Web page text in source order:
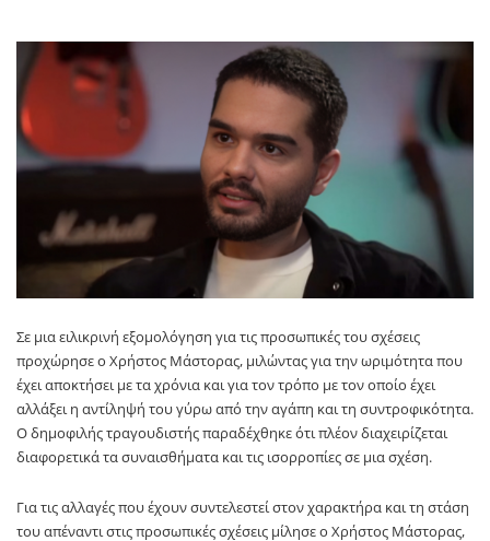
Σε μια ειλικρινή εξομολόγηση για τις προσωπικές του σχέσεις
προχώρησε ο Χρήστος Μάστορας, μιλώντας για την ωριμότητα που
έχει αποκτήσει με τα χρόνια και για τον τρόπο με τον οποίο έχει
αλλάξει η αντίληψή του γύρω από την αγάπη και τη συντροφικότητα.
Ο δημοφιλής τραγουδιστής παραδέχθηκε ότι πλέον διαχειρίζεται
διαφορετικά τα συναισθήματα και τις ισορροπίες σε μια σχέση.
Για τις αλλαγές που έχουν συντελεστεί στον χαρακτήρα και τη στάση
του απέναντι στις προσωπικές σχέσεις μίλησε ο Χρήστος Μάστορας,